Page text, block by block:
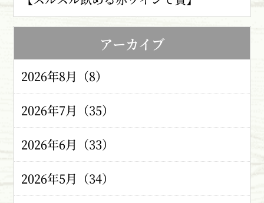
アーカイブ
2026年8月（8）
2026年7月（35）
2026年6月（33）
2026年5月（34）